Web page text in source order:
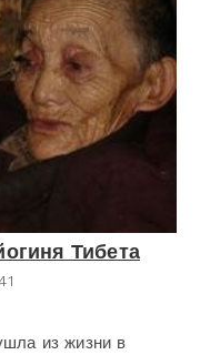
Тибета
из жизни в